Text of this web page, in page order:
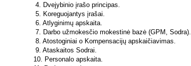
4. Dvejybinio įrašo principas.
5. Koreguojantys įrašai.
6. Atlyginimų apskaita.
7. Darbo užmokesčio mokestinė bazė (GPM, Sodra).
8. Atostoginiai o Kompensacijų apskaičiavimas.
9. Ataskaitos Sodrai.
10. Personalo apskaita.